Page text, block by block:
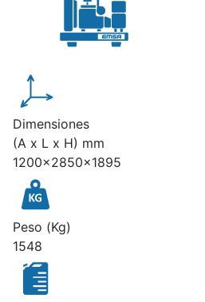
Dimensiones
(A x L x H) mm
1200x2850x1895
Peso (Kg)
1548